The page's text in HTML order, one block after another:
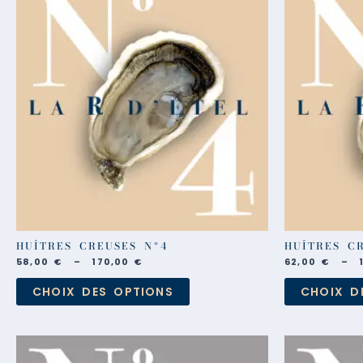
HUÎTRES CREUSES Nº4
58,00 € – 170,00€
prix :
à
170,00 €
CHOIX DES OPTIONS
variations.
Les
options
peuvent
être
choisies
sur
page
du
produit
HUÎTRES
62,00 € –
CHOIX
de